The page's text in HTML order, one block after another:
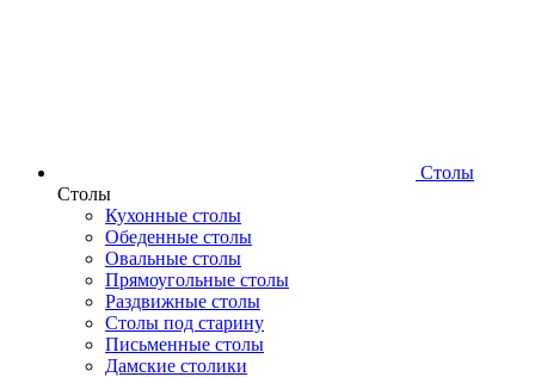
Столы
Столы
Кухонные столы
Обеденные столы
Овальные столы
Прямоугольные столы
Раздвижные столы
Столы под старину
Письменные столы
Дамские столики